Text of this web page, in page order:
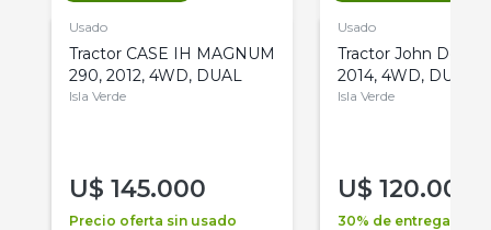
Usado
Tractor CASE IH MAGNUM
290, 2012, 4WD, DUAL
Isla Verde
U$ 145.000
Precio oferta sin usado
Usado
Tractor John Deere
2014, 4WD, DUAL
Isla Verde
U$ 120.000
30% de entrega +